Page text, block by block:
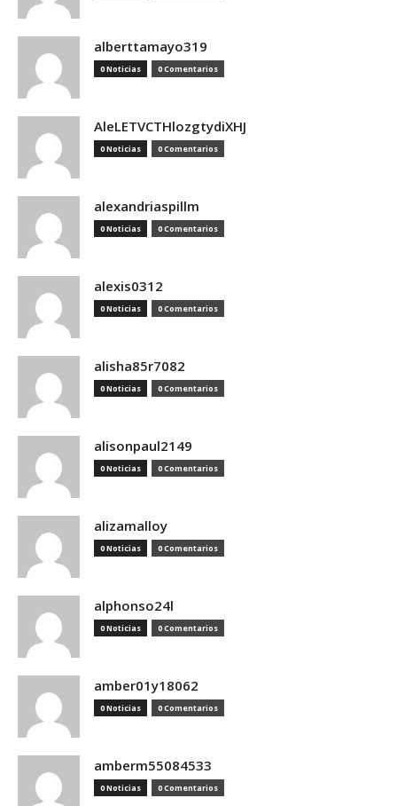
alberttamayo319
0 Noticias 0 Comentarios
AleLETVCTHlozgtydiXHJ
0 Noticias 0 Comentarios
alexandriaspillm
0 Noticias 0 Comentarios
alexis0312
0 Noticias 0 Comentarios
alisha85r7082
0 Noticias 0 Comentarios
alisonpaul2149
0 Noticias 0 Comentarios
alizamalloy
0 Noticias 0 Comentarios
alphonso24l
0 Noticias 0 Comentarios
amber01y18062
0 Noticias 0 Comentarios
amberm55084533
0 Noticias 0 Comentarios